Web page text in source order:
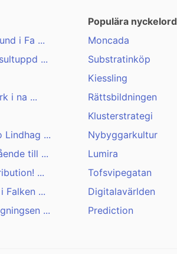
i Fa ...
...
i na ...
Lindhag ...
till ...
...
Falken ...
...
Populära nyckelord
Moncada
Substratinköp
Kiessling
Rättsbildningen
Klusterstrategi
Nybyggarkultur
Lumira
Tofsvipegatan
Digitalavärlden
Prediction